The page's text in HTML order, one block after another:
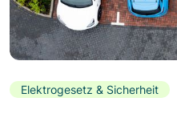
Elektrogesetz & Sicherheit